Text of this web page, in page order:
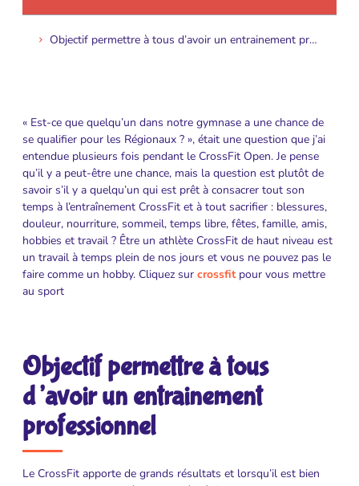
Objectif permettre à tous d’avoir un entrainement professionnel
« Est-ce que quelqu’un dans notre gymnase a une chance de
se qualifier pour les Régionaux ? », était une question que j’ai
entendue plusieurs fois pendant le CrossFit Open. Je pense
qu’il y a peut-être une chance, mais la question est plutôt de
savoir s’il y a quelqu’un qui est prêt à consacrer tout son
temps à l’entraînement CrossFit et à tout sacrifier : blessures,
douleur, nourriture, sommeil, temps libre, fêtes, famille, amis,
hobbies et travail ? Être un athlète CrossFit de haut niveau est
un travail à temps plein de nos jours et vous ne pouvez pas le
faire comme un hobby. Cliquez sur crossfitpour vous mettre
au sport
Objectif permettre à tous
d’avoir un entrainement
professionnel
Le CrossFit apporte de grands résultats et lorsqu’il est bien